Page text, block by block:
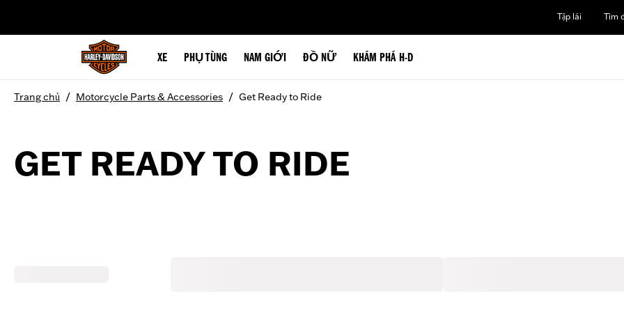
Tập lái Tìm
XE PHỤ TÙNG NAM GIỚI ĐỒ NỮ KHÁM PHÁ H-D
Trang chủ / Motorcycle Parts & Accessories / Get Ready to Ride
GET READY TO RIDE